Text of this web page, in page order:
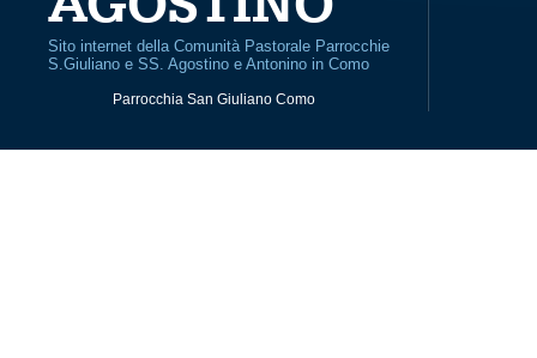
Sito internet della Comunità Pastorale Parrocchie
S.Giuliano e SS. Agostino e Antonino in Como
Parrocchia San Giuliano Como